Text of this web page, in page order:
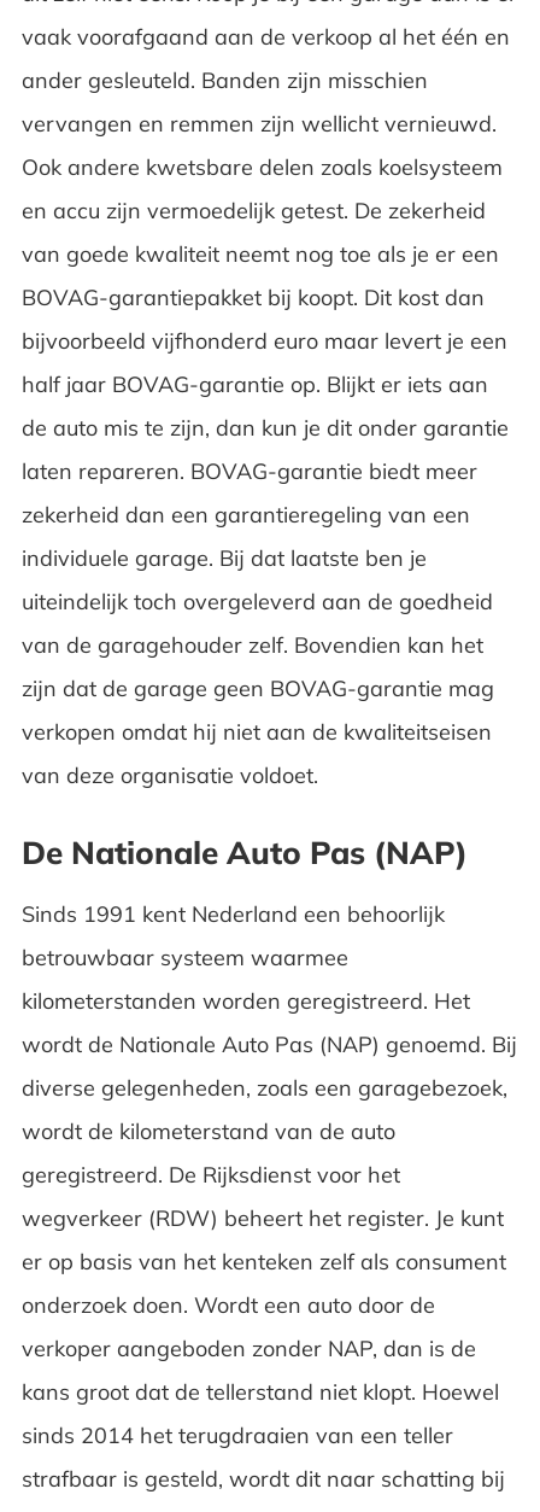
vaak voorafgaand aan de verkoop al het één en
ander gesleuteld. Banden zijn misschien
vervangen en remmen zijn wellicht vernieuwd.
Ook andere kwetsbare delen zoals koelsysteem
en accu zijn vermoedelijk getest. De zekerheid
van goede kwaliteit neemt nog toe als je er een
BOVAG-garantiepakket bij koopt. Dit kost dan
bijvoorbeeld vijfhonderd euro maar levert je een
half jaar BOVAG-garantie op. Blijkt er iets aan
de auto mis te zijn, dan kun je dit onder garantie
laten repareren. BOVAG-garantie biedt meer
zekerheid dan een garantieregeling van een
individuele garage. Bij dat laatste ben je
uiteindelijk toch overgeleverd aan de goedheid
van de garagehouder zelf. Bovendien kan het
zijn dat de garage geen BOVAG-garantie mag
verkopen omdat hij niet aan de kwaliteitseisen
van deze organisatie voldoet.
De Nationale Auto Pas (NAP)
Sinds 1991 kent Nederland een behoorlijk
betrouwbaar systeem waarmee
kilometerstanden worden geregistreerd. Het
wordt de Nationale Auto Pas (NAP) genoemd. Bij
diverse gelegenheden, zoals een garagebezoek,
wordt de kilometerstand van de auto
geregistreerd. De Rijksdienst voor het
wegverkeer (RDW) beheert het register. Je kunt
er op basis van het kenteken zelf als consument
onderzoek doen. Wordt een auto door de
verkoper aangeboden zonder NAP, dan is de
kans groot dat de tellerstand niet klopt. Hoewel
sinds 2014 het terugdraaien van een teller
strafbaar is gesteld, wordt dit naar schatting bij